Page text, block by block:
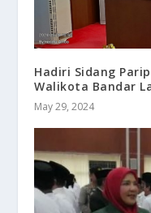
Hadiri Sidang
Walikota Bandar
May 29, 2024